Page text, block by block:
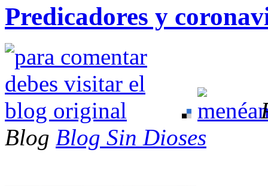
Predicadores y
Blog Blog Sin Dioses